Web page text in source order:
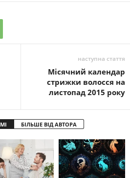
наступна стаття
Місячний календар
стрижки волосся на
листопад 2015 року
БІЛЬШЕ ВІД АВТОРА